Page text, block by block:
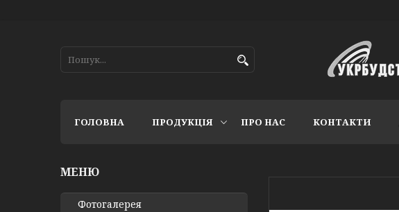
ГОЛОВНА ПРОДУКЦІЯ ПРО НАС КОНТАКТИ
Фотогалерея